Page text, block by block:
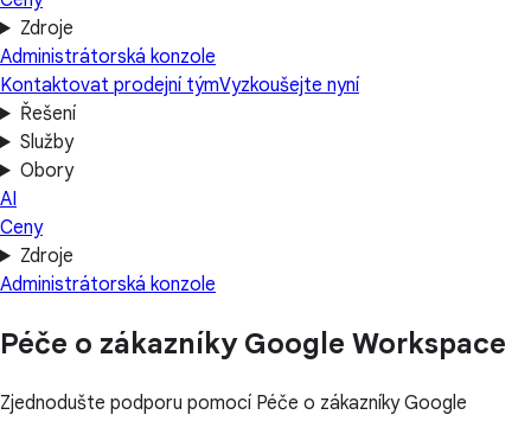
Zdroje
Administrátorská konzole
Kontaktovat prodejní týmVyzkoušejte nyní
Řešení
Služby
Obory
AI
Ceny
Zdroje
Administrátorská konzole
Péče o zákazníky Google Workspace
Zjednodušte podporu pomocí Péče o zákazníky Google